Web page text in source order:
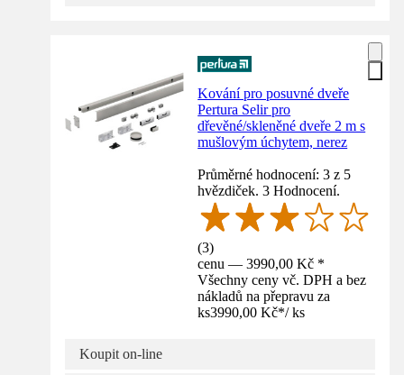
Kování pro posuvné dveře
Pertura Selir pro
dřevěné/skleněné dveře 2 m s
mušlovým úchytem, nerez
Průměrné hodnocení: 3 z 5
hvězdiček. 3 Hodnocení.
(3)
cenu — 3990,00 Kč *
Všechny ceny vč. DPH a bez
nákladů na přepravu za
ks3990,00 Kč*/ ks
Koupit on-line